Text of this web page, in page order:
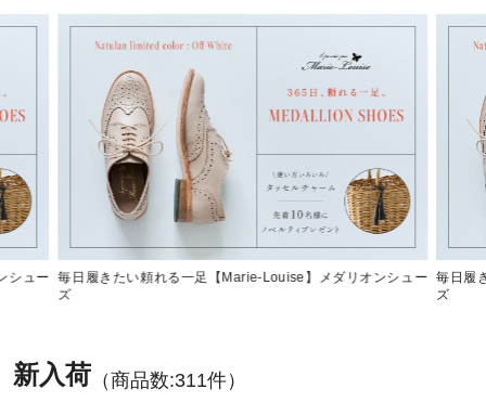
シュー
毎日履きたい頼れる一足【Marie-Louise】メダリオンシュー
ズ
毎日履
ズ
新入荷 （商品数:311件）